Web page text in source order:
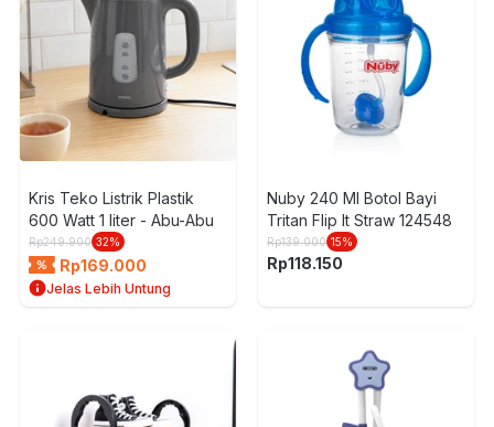
Kris Teko Listrik Plastik
600 Watt 1 liter - Abu-Abu
Rp249.900 32%
Rp169.000
Jelas Lebih Untung
Nuby 240 Ml Botol Bayi
Tritan Flip It Straw 124548
Rp139.000 15%
Rp118.150